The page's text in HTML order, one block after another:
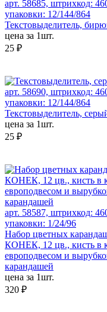
арт. 58685, штрихкод:
упаковки: 12/144/864
Текстовыделитель,
цена за 1шт.
25 ₽
арт. 58690, штрихкод:
упаковки: 12/144/864
Текстовыделитель,
цена за 1шт.
25 ₽
арт. 58587, штрихкод:
упаковки: 1/24/96
Набор цветных
КОНЕК, 12 цв., кисть в
европодвесом и
карандашей
цена за 1шт.
320 ₽